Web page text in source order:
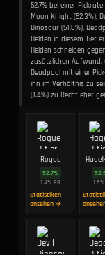
52.7% bei einer
Moon Knight (52.3%),
Dinosaur (51.6%),
Helden in diesem Tier
Helden schneiden
zusätzlichen
Deadpool mit einer
ihn im Verhältnis zu
(1.4%) zu Recht eher
Rogue
52.7%
1.4%PR
Statistiken
ansehen →
1.8%